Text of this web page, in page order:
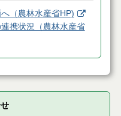
（農林水産省HP)
携状況（農林水産省